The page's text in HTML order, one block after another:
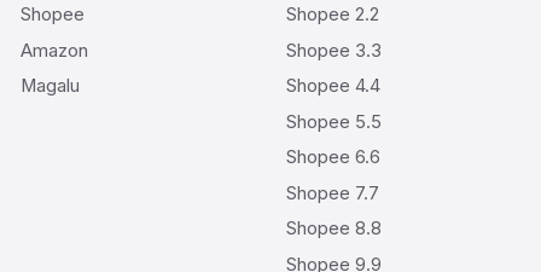
Shopee
Amazon
Magalu
Shopee 2.2
Shopee 3.3
Shopee 4.4
Shopee 5.5
Shopee 6.6
Shopee 7.7
Shopee 8.8
Shopee 9.9